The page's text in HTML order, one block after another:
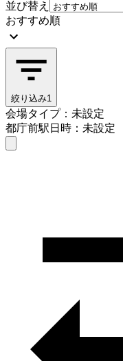
並び替え
おすすめ順
絞り込み1
会場タイプ：未設定
都庁前駅日時：未設定